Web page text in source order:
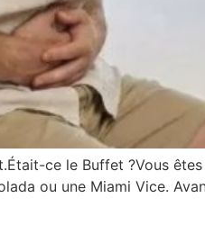
ce le Buffet ?Vous
ou une Miami Vice.